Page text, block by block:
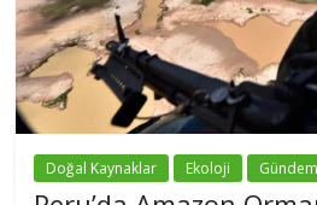
Doğal Kaynaklar Ekoloji Gündem